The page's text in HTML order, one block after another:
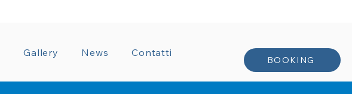
Gallery News Contatti
BOOKING